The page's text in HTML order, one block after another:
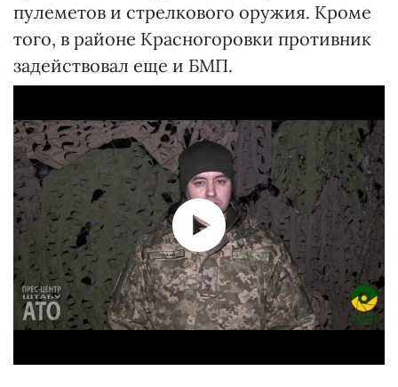
пулеметов и стрелкового оружия. Кроме
того, в районе Красногоровки противник
задействовал еще и БМП.